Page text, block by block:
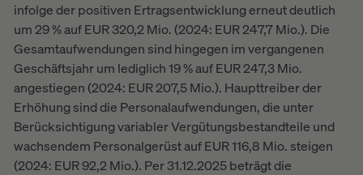
infolge der positiven Ertragsentwicklung erneut deutlich
um 29 % auf EUR 320,2 Mio. (2024: EUR 247,7 Mio.). Die
Gesamtaufwendungen sind hingegen im vergangenen
Geschäftsjahr um lediglich 19 % auf EUR 247,3 Mio.
angestiegen (2024: EUR 207,5 Mio.). Haupttreiber der
Erhöhung sind die Personalaufwendungen, die unter
Berücksichtigung variabler Vergütungsbestandteile und
wachsendem Personalgerüst auf EUR 116,8 Mio. steigen
(2024: EUR 92,2 Mio.). Per 31.12.2025 beträgt die